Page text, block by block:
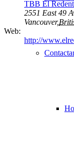
TBB El
2551 East 49
Vancouver,
Web:
http://